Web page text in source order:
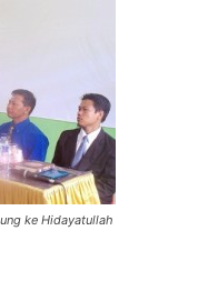
ke Hidayatullah